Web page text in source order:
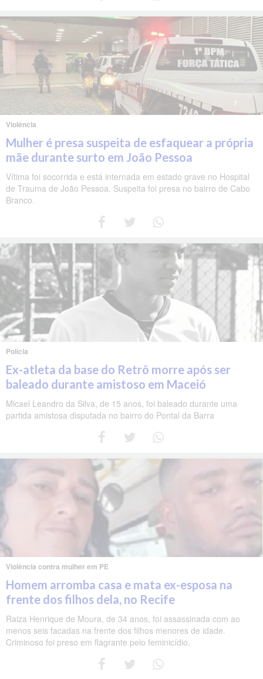
Violência
Mulher é presa suspeita de esfaquear a própria
mãe durante surto em João Pessoa
Vítima foi socorrida e está internada em estado grave no Hospital
de Trauma de João Pessoa. Suspeita foi presa no bairro de Cabo
Branco.
Polícia
Ex-atleta da base do Retrô morre após ser
baleado durante amistoso em Maceió
Micael Leandro da Silva, de 15 anos, foi baleado durante uma
partida amistosa disputada no bairro do Pontal da Barra
Violência contra mulher em PE
Homem arromba casa e mata ex-esposa na
frente dos filhos dela, no Recife
Raiza Henrique de Moura, de 34 anos, foi assassinada com ao
menos seis facadas na frente dos filhos menores de idade.
Criminoso foi preso em flagrante pelo feminicídio.